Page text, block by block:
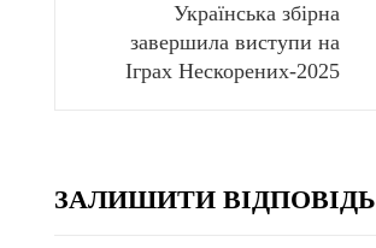
Українська збірна
завершила виступи на
Іграх Нескорених-2025
ЗАЛИШИТИ ВІДПОВІДЬ